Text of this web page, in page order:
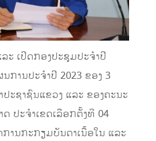
ະ ເປີດກອງປະຊຸມປະຈໍາປີ
ການປະຈໍາປີ 2023 ຂອງ 3
ະຊາຊົນແຂວງ ແລະ ຂອງຄະນະ
ປະຈໍາເຂດເລືອກຕັ້ງທີ 04
ານກະກຽມບັນດາເນື້ອໃນ ແລະ